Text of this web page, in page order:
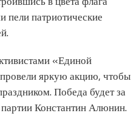
пели патриотические
«Единой
яркую акцию, чтобы
Победа будет за
Константин Алюнин.